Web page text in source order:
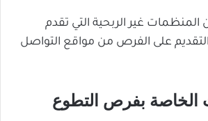
المنظمات غير الربحية التي تقدم
على الفرص من مواقع التواصل
الخاصة بفرص التطوع